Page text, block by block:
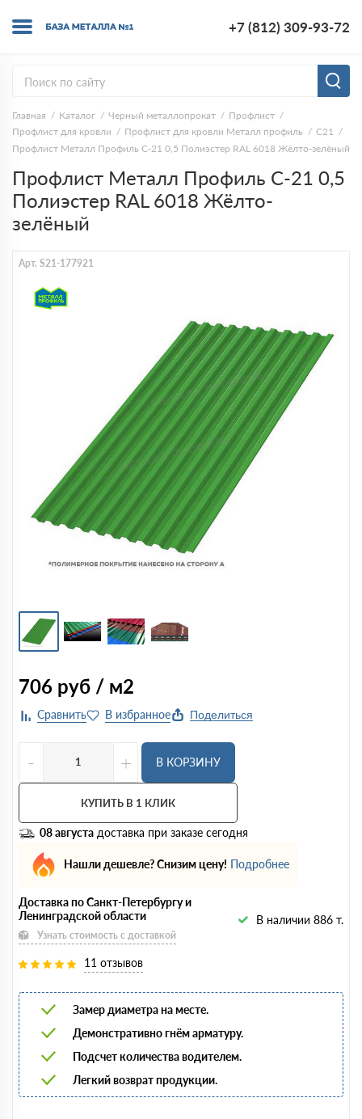
+7 (812) 309-93-72
Главная Каталог Черный металлопрокат
Профлист
Профлист для кровли
Профлист для кровли Металл профиль
С21
Профлист Металл Профиль С-21 0,5 Полиэстер RAL 6018 Жёлто-зелёный
Профлист Металл Профиль С-21 0,5
Полиэстер RAL 6018 Жёлто-
зелёный
Арт. S21-177921
706 руб / м2
Поделиться
- + В КОРЗИНУ
КУПИТЬ В 1 КЛИК
08 августа доставка при заказе сегодня
Нашли дешевле? Снизим цену! Подробнее
Доставка по Санкт-Петербургу и
Ленинградской области
Узнать стоимость с доставкой
В наличии 886 т.
11 отзывов
Замер диаметра на месте.
Демонстративно гнём арматуру.
Подсчет количества водителем.
Легкий возврат продукции.